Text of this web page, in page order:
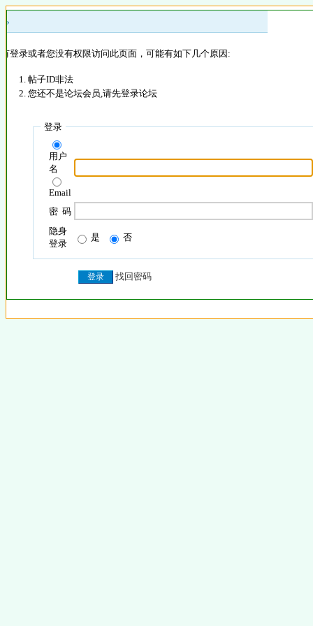
»
登录或者您没有权限访问此页面，可能有如下几个原因:
帖子ID非法
您还不是论坛会员,请先登录论坛
登录
用户
名
Email
密 码
隐身
登录
是 否
找回密码